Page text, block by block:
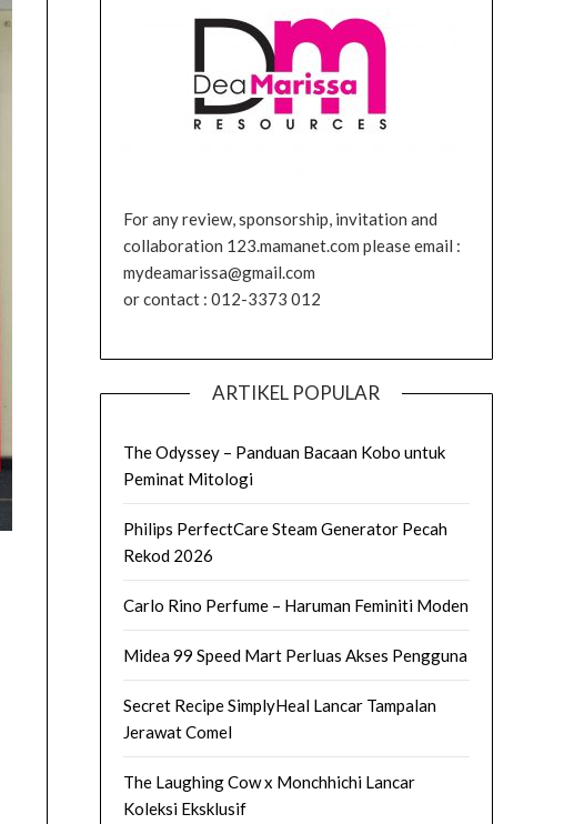
For any review, sponsorship, invitation and
collaboration 123.mamanet.com please email :
mydeamarissa@gmail.com
or contact : 012-3373 012
ARTIKEL POPULAR
The Odyssey – Panduan Bacaan Kobo untuk
Peminat Mitologi
Philips PerfectCare Steam Generator Pecah
Rekod 2026
Carlo Rino Perfume – Haruman Feminiti Moden
Midea 99 Speed Mart Perluas Akses Pengguna
Secret Recipe SimplyHeal Lancar Tampalan
Jerawat Comel
The Laughing Cow x Monchhichi Lancar
Koleksi Eksklusif